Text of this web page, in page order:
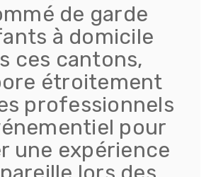
de garde
à domicile
ces cantons,
étroitement
professionnels
pour
une expérience